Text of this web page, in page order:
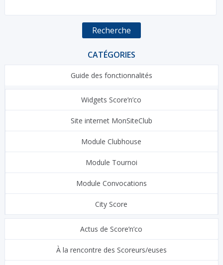
Recherche
CATÉGORIES
Guide des fonctionnalités
Widgets Score’n’co
Site internet MonSiteClub
Module Clubhouse
Module Tournoi
Module Convocations
City Score
Actus de Score’n’co
À la rencontre des Scoreurs/euses